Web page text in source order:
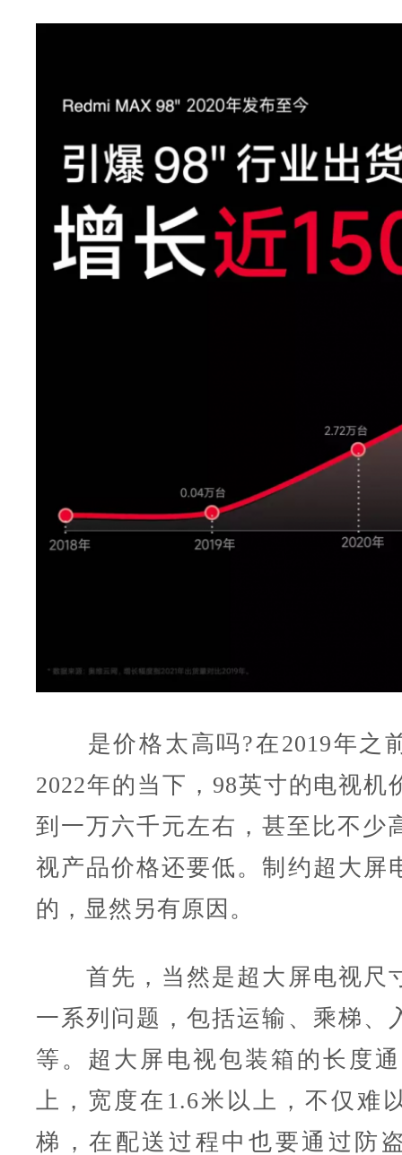
是价格太高吗?在2019年之
2022年的当下，98英寸的电视机
到一万六千元左右，甚至比不少
视产品价格还要低。制约超大屏
的，显然另有原因。
首先，当然是超大屏电视尺
一系列问题，包括运输、乘梯、
等。超大屏电视包装箱的长度
上，宽度在1.6米以上，不仅难
梯，在配送过程中也要通过防